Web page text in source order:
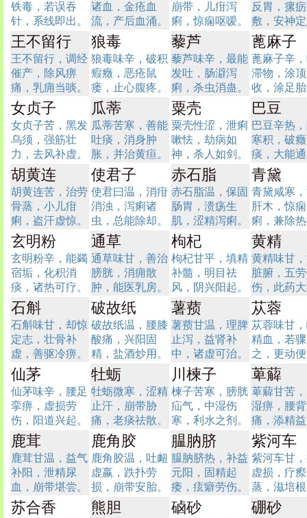
铁毒，若误吞
针，系线即出。
诸血，金疮血
流，产后血涌。
崩带，儿疳泻
痢，惊痫呕嗳。
反胃，瘰
敷，安神
王不留行
王不留行，调经
催产，除风痹
痛，乳痈当啖。
狼毒
狼毒味辛，破积
瘕癥，恶疮鼠
瘘，止心腹疼。
藜芦
藜芦味辛，最能
发吐，肠澼泻
痢，杀虫消蛊。
蓖麻子
蓖麻子辛
滞物，涂
收，涂足
女贞子
女贞子苦，黑发
乌须，强筋壮
力，去风补虚。
瓜蒂
瓜蒂苦寒，善能
吐痰，消身肿
胀，并治黄疸。
粟壳
粟壳性涩，泄痢
嗽怯，劫病如
神，杀人如剑。
巴豆
巴豆辛热
寒积，破
痰，大能
胡黄连
胡黄连苦，治劳
骨蒸，小儿疳
痢，盗汗虚惊。
使君子
使君曰温，消疳
消浊，泻痢诸
虫，总能除却。
赤石脂
赤石脂温，保固
肠胃，溃疡生
肌，涩精泻痢。
青黛
青黛咸寒
肝木，惊
痢，兼除
玄明粉
玄明粉辛，能蠲
宿垢，化积消
痰，诸热可疗。
通草
通草味甘，善治
膀胱，消痈散
肿，能医乳房。
枸杞
枸杞甘平，填精
补髓，明目祛
风，阴兴阳起。
黄精
黄精味甘
脏腑，五
伤，此药
石斛
石斛味甘，却惊
定志，壮骨补
虚，善驱冷痹。
破故纸
破故纸温，腰膝
酸痛，兴阳固
精，盐酒炒用。
薯蓣
薯蓣甘温，理脾
止泻，益肾补
中，诸虚可治。
苁蓉
苁蓉味甘
精血，若
之，更动
仙茅
仙茅味辛，腰足
挛痹，虚损劳
伤，阳道兴起。
牡蛎
牡蛎微寒，涩精
止汗，崩带胁
痛，老痰祛散。
川楝子
楝子苦寒，膀胱
疝气，中湿伤
寒，利水之剂。
萆薢
萆薢甘苦
湿痹，腰
痛，添精
鹿茸
鹿茸甘温，益气
补阳，泄精尿
血，崩带堪尝。
鹿角胶
鹿角胶温，吐衄
虚嬴，跌扑劳
损，崩带安胎。
腽肭脐
腽肭脐热，补益
元阳，固精起
痿，痃癖劳伤。
紫河车
紫河车甘
虚损，疗
蒸，滋培
苏合香 熊胆 硵砂 硼砂